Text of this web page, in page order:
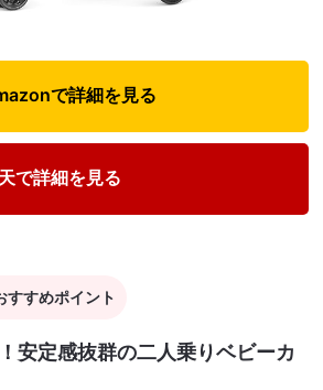
で詳細を見る
で詳細を見る
すめポイント
安定感抜群の二人乗りベビーカ